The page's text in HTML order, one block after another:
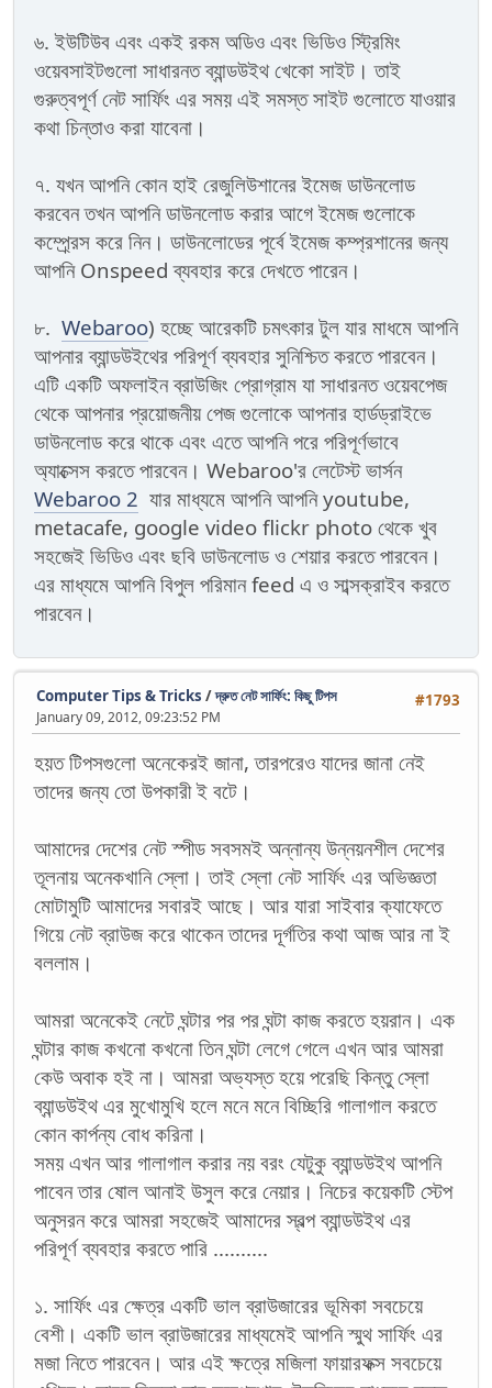
৬. ইউটিউব এবং একই রকম অডিও এবং ভিডিও স্ট্রিমিং
ওয়েবসাইটগুলো সাধারনত ব্যান্ডউইথ খেকো সাইট। তাই
গুরুত্বপূর্ণ নেট সার্ফিং এর সময় এই সমস্ত সাইট গুলোতে যাওয়ার
কথা চিন্তাও করা যাবেনা।
৭. যখন আপনি কোন হাই রেজুলিউশানের ইমেজ ডাউনলোড
করবেন তখন আপনি ডাউনলোড করার আগে ইমেজ গুলোকে
কম্প্র্রেস করে নিন। ডাউনলোডের পূর্বে ইমেজ কম্প্রশানের জন্য
আপনি Onspeed ব্যবহার করে দেখতে পারেন।
৮. Webaroo) হচ্ছে আরেকটি চমৎকার টুল যার মাধমে আপনি
আপনার ব্যান্ডউইথের পরিপূর্ণ ব্যবহার সুনিশ্চিত করতে পারবেন।
এটি একটি অফলাইন ব্রাউজিং প্রোগ্রাম যা সাধারনত ওয়েবপেজ
থেকে আপনার প্রয়োজনীয় পেজ গুলোকে আপনার হার্ডড্রাইভে
ডাউনলোড করে থাকে এবং এতে আপনি পরে পরিপূর্ণভাবে
অ্যাক্সেস করতে পারবেন। Webaroo'র লেটেস্ট ভার্সন
Webaroo 2 যার মাধ্যমে আপনি আপনি youtube,
metacafe, google video flickr photo থেকে খুব
সহজেই ভিডিও এবং ছবি ডাউনলোড ও শেয়ার করতে পারবেন।
এর মাধ্যমে আপনি বিপুল পরিমান feed এ ও সাব্সক্রাইব করতে
পারবেন।
#1793
Computer Tips & Tricks /দ্রুত নেট সার্ফিং: কিছু টিপস
January 09, 2012, 09:23:52 PM
হয়ত টিপসগুলো অনেকেরই জানা, তারপরেও যাদের জানা নেই
তাদের জন্য তো উপকারী ই বটে।
আমাদের দেশের নেট স্পীড সবসমই অন্নান্য উন্নয়নশীল দেশের
তূলনায় অনেকখানি স্লো। তাই স্লো নেট সার্ফিং এর অভিজ্ঞতা
মোটামুটি আমাদের সবারই আছে। আর যারা সাইবার ক্যাফেতে
গিয়ে নেট ব্রাউজ করে থাকেন তাদের দূর্গতির কথা আজ আর না ই
বললাম।
আমরা অনেকেই নেটে ঘন্টার পর পর ঘন্টা কাজ করতে হয়রান। এক
ঘন্টার কাজ কখনো কখনো তিন ঘন্টা লেগে গেলে এখন আর আমরা
কেউ অবাক হই না। আমরা অভ্যস্ত হয়ে পরেছি কিন্তু স্লো
ব্যান্ডউইথ এর মুখোমুখি হলে মনে মনে বিচ্ছিরি গালাগাল করতে
কোন কার্পন্য বোধ করিনা।
সময় এখন আর গালাগাল করার নয় বরং যেটুকু ব্যান্ডউইথ আপনি
পাবেন তার ষোল আনাই উসুল করে নেয়ার। নিচের কয়েকটি স্টেপ
অনুসরন করে আমরা সহজেই আমাদের স্বল্প ব্যান্ডউইথ এর
পরিপূর্ণ ব্যবহার করতে পারি ..........
১. সার্ফিং এর ক্ষেত্র একটি ভাল ব্রাউজারের ভূমিকা সবচেয়ে
বেশী। একটি ভাল ব্রাউজারের মাধ্যমেই আপনি স্মুথ সার্ফিং এর
মজা নিতে পারবেন। আর এই ক্ষত্রে মজিলা ফায়ারফক্স সবচেয়ে